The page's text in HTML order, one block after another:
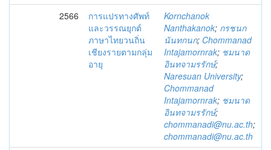
2566
การแปรทางศัพท์
และวรรณยุกต์
ภาษาไทยวนถิ่น
เชียงรายตามกลุ่ม
อายุ
Kornchanok
Nanthakanok; กรชนก
นันทกนก; Chommanad
Intajamornrak; ชมนาด
อินทจามรรักษ์;
Naresuan University;
Chommanad
Intajamornrak; ชมนาด
อินทจามรรักษ์;
chommanadi@nu.ac.th;
chommanadi@nu.ac.th